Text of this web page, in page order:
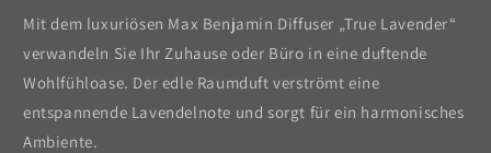
Mit dem luxuriösen Max Benjamin Diffuser „True Lavender“
verwandeln Sie Ihr Zuhause oder Büro in eine duftende
Wohlfühloase. Der edle Raumduft verströmt eine
entspannende Lavendelnote und sorgt für ein harmonisches
Ambiente.